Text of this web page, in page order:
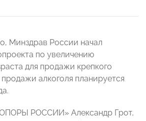
Минздрав России начал
по увеличению
для продажи крепкого
продажи алкоголя планируется
РОССИИ» Александр Грот,